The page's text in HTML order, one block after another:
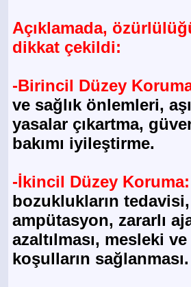
Açıklamada,
dikkat çekildi:
-Birincil Düzey
ve sağlık önlemleri,
yasalar çıkartma,
bakımı iyileştirme.
-İkincil Düzey
bozuklukların
ampütasyon, zararlı
azaltılması, mesleki
koşulların sağlanması.